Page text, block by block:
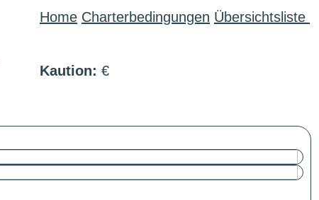
Home Charterbedingungen Übersichtsliste
Kaution: €